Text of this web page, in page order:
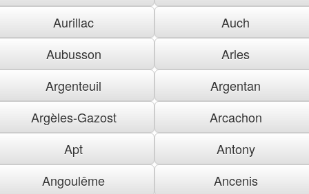
Aurillac
Auch
Aubusson
Arles
Argenteuil
Argentan
Argèles-Gazost
Arcachon
Apt
Antony
Angoulême
Ancenis